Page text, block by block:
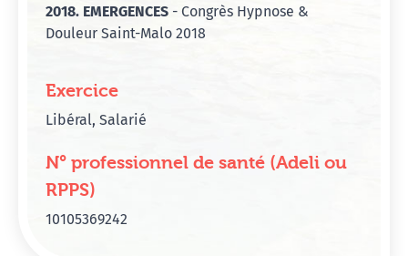
2018. EMERGENCES - Congrès Hypnose &
Douleur Saint-Malo 2018
Exercice
Libéral, Salarié
N° professionnel de santé (Adeli ou
RPPS)
10105369242